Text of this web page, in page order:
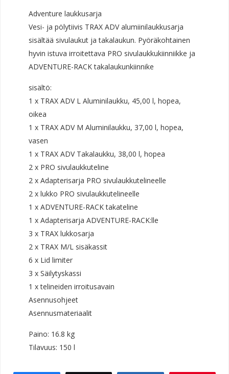
Adventure laukkusarja
Vesi- ja pölytiivis TRAX ADV alumiinilaukkusarja
sisältää sivulaukut ja takalaukun. Pyöräkohtainen
hyvin istuva irroitettava PRO sivulaukkukiinniikke ja
ADVENTURE-RACK takalaukunkiinnike
sisältö:
1 x TRAX ADV L Aluminilaukku, 45,00 l, hopea,
oikea
1 x TRAX ADV M Aluminilaukku, 37,00 l, hopea,
vasen
1 x TRAX ADV Takalaukku, 38,00 l, hopea
2 x PRO sivulaukkuteline
2 x Adapterisarja PRO sivulaukkutelineelle
2 x lukko PRO sivulaukkutelineelle
1 x ADVENTURE-RACK takateline
1 x Adapterisarja ADVENTURE-RACK:lle
3 x TRAX lukkosarja
2 x TRAX M/L sisäkassit
6 x Lid limiter
3 x Säilytyskassi
1 x telineiden irroitusavain
Asennusohjeet
Asennusmateriaalit
Paino: 16.8 kg
Tilavuus: 150 l